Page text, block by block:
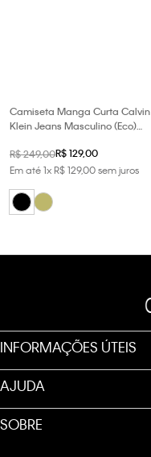
Camiseta Manga Curta Calvin
Klein Jeans Masculino (Eco)
R$249,00R$129,00
Em até1xR$129,00sem juros
INFORMAÇÕES ÚTEIS
AJUDA
SOBRE